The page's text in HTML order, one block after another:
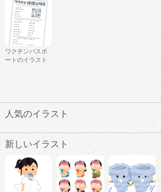
ワクチンパスポ
ートのイラスト
人気のイラスト
新しいイラスト